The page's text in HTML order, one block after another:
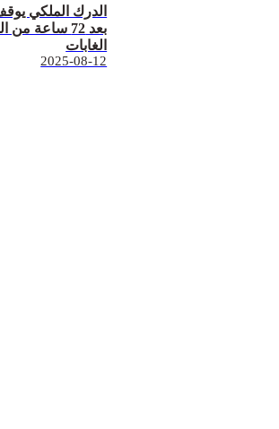
الدرك الملكي
بعد 72 ساعة
الغابات
2025-08-12